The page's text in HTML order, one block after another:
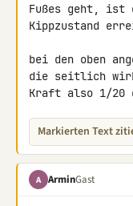
Fußes geht, ist
Kippzustand
bei den oben
die seitlich
Kraft also 1/20
Markierten Text
A ArminGast